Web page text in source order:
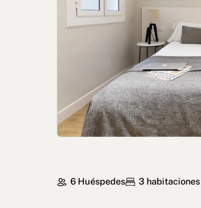
Política de cookies Política
Libro
6 Huéspedes 3 habitaciones